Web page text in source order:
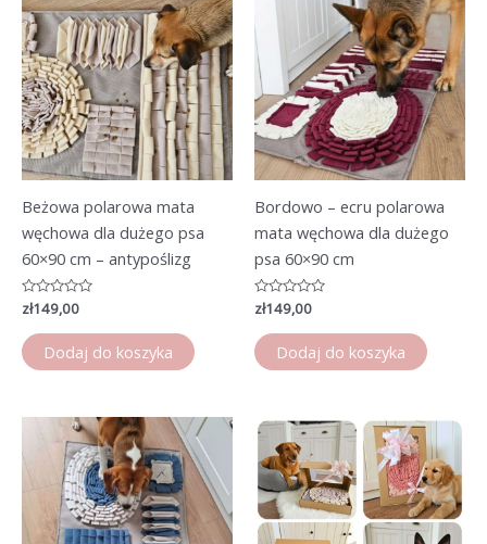
Beżowa polarowa mata
węchowa dla dużego psa
60×90 cm – antypoślizg
Oceniono
0
na
5
zł149,00
Dodaj do koszyka
Bordowo – ecru polarowa
mata węchowa dla dużego
psa 60×90 cm
Oceniono
0
na
5
zł149,00
Dodaj do koszyka